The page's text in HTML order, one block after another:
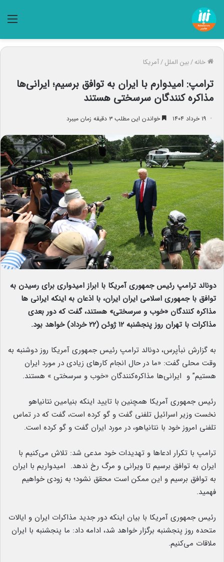
خانه/بین الملل/آمریکا
ترامپ: امیدوارم با ایران به توافق برسیم؛ ایرانی‌ها
مذاکره کنندگان سرسختی هستند
۱۹ خرداد ۱۴۰۴ خواندن این مطلب ۳ دقیقه زمان میبرد
دونالد ترامپ رئیس جمهوری آمریکا با ابراز امیدواری برای رسیدن به
توافق با جمهوری اسلامی ایران ایران، با اذعان به اینکه ایرانی ها
مذاکره کنندگان «خوب و سرسختی» هستند، گفت که دور بعدی
مذاکرات با تهران روز پنجشنبه ۱۲ ژوئن (۲۲ خرداد) خواهد بود.
به گزارش نبأپرس، دونالد ترامپ رئیس جمهوری آمریکا روز دوشنبه به
وقت محلی گفت: «ما در حال انجام کارهای زیادی در مورد ایران
هستیم” و ایرانی‌ها مذاکره‌کنندگان «خوب و سرسختی » هستند.
رئیس جمهوری آمریکا همچنین با تایید اینکه بنیامین نتانیاهو
نخست وزیر اسرائیل تلفنی گفت و گو کرده است، گفت که در تماس
تلفنی امروز خود با نتانیاهو، در مورد ایران گفت و گو کرده است.
ترامپ با تکرار ادعاها و تهدیدات خود مدعی شد: تلاش می‌کنیم با
ایران به توافق برسیم تا ویرانی و مرگ رخ ندهد. امیدواریم با ایران
به توافق برسیم و این ممکن است محقق نشود؛ به زودی خواهیم
فهمید.
رئیس جمهوری آمریکا با بیان اینکه دور جدید مذاکرات ایران و ایالات
متحده روز پنجشنبه برگزار خواهد شد، ادامه داد: ما پنجشنبه با ایران
ملاقات می‌کنیم.